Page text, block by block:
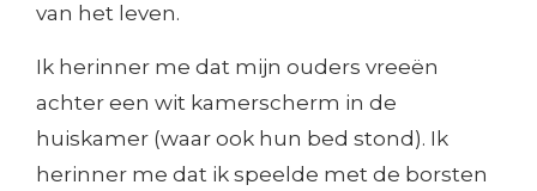
van het leven.
Ik herinner me dat mijn ouders vreeën
achter een wit kamerscherm in de
huiskamer (waar ook hun bed stond). Ik
herinner me dat ik speelde met de borsten